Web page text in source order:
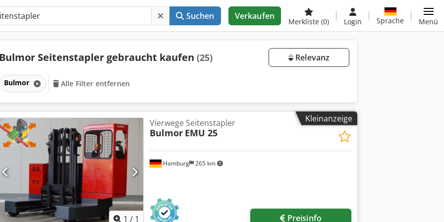
Suchen Verkaufen
Merkliste (0) Login Sprache Menü
Bulmor Seitenstapler gebraucht kaufen (25) Relevanz
Bulmor Alle Filter entfernen
Kleinanzeige
1 / 1
Hamburg 265 km
Vierwege Seitenstapler
Bulmor EMU 25
Preisinfo